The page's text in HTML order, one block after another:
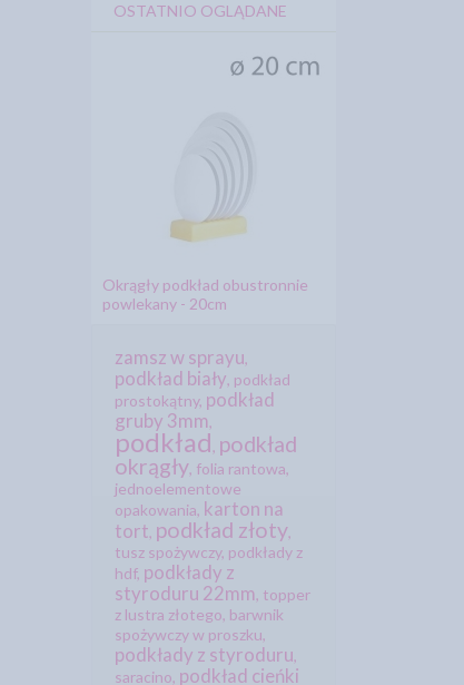
OSTATNIO OGLĄDANE
Okrągły podkład obustronnie
powlekany - 20cm
zamsz w sprayu,
podkład biały, podkład
prostokątny, podkład
gruby 3mm,
podkład, podkład
okrągły, folia rantowa,
jednoelementowe
opakowania, karton na
tort, podkład złoty,
tusz spożywczy, podkłady z
hdf, podkłady z
styroduru 22mm, topper
z lustra złotego, barwnik
spożywczy w proszku,
podkłady z styroduru,
saracino, podkład cieńki